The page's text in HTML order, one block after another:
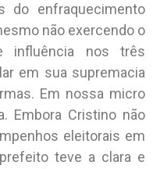
do enfraquecimento
não exercendo o
influência nos três
em sua supremacia
Em nossa micro
Embora Cristino não
eleitorais em
teve a clara e